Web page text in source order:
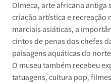
Olmeca, arte africana antiga
criação artística e recreação
marciais asiáticas, a
cintos de penas dos chefes
paisagens aquáticas do
O museu também recebeu
tatuagens, cultura pop,